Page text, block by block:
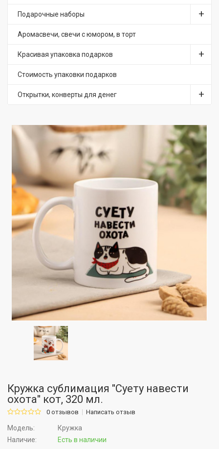
Подарочные наборы
Аромасвечи, свечи с юмором, в торт
Красивая упаковка подарков
Стоимость упаковки подарков
Открытки, конверты для денег
Кружка сублимация "Суету навести
охота" кот, 320 мл.
0 отзывов Написать отзыв
Модель:
Кружка
Наличие:
Есть в наличии